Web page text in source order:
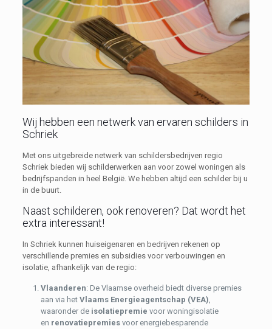
Wij hebben een netwerk van ervaren schilders in
Schriek
Met ons uitgebreide netwerk van schildersbedrijven regio
Schriek bieden wij schilderwerken aan voor zowel woningen als
bedrijfspanden in heel België. We hebben altijd een schilder bij u
in de buurt.
Naast schilderen, ook renoveren? Dat wordt het
extra interessant!
In Schriek kunnen huiseigenaren en bedrijven rekenen op
verschillende premies en subsidies voor verbouwingen en
isolatie, afhankelijk van de regio:
Vlaanderen: De Vlaamse overheid biedt diverse premies
aan via het Vlaams Energieagentschap (VEA),
waaronder de isolatiepremie voor woningisolatie
en renovatiepremiesvoor energiebesparende